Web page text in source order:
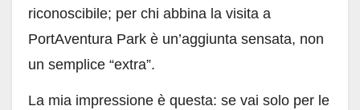
riconoscibile; per chi abbina la visita a
PortAventura Park è un’aggiunta sensata, non
un semplice “extra”.
La mia impressione è questa: se vai solo per le